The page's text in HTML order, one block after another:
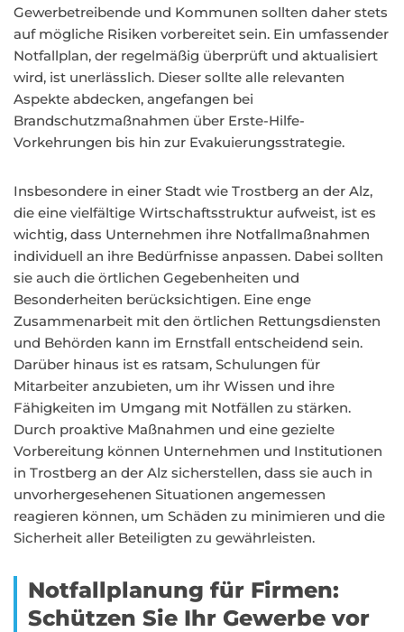
Gewerbetreibende und Kommunen sollten daher stets
auf mögliche Risiken vorbereitet sein. Ein umfassender
Notfallplan, der regelmäßig überprüft und aktualisiert
wird, ist unerlässlich. Dieser sollte alle relevanten
Aspekte abdecken, angefangen bei
Brandschutzmaßnahmen über Erste-Hilfe-
Vorkehrungen bis hin zur Evakuierungsstrategie.
Insbesondere in einer Stadt wie Trostberg an der Alz,
die eine vielfältige Wirtschaftsstruktur aufweist, ist es
wichtig, dass Unternehmen ihre Notfallmaßnahmen
individuell an ihre Bedürfnisse anpassen. Dabei sollten
sie auch die örtlichen Gegebenheiten und
Besonderheiten berücksichtigen. Eine enge
Zusammenarbeit mit den örtlichen Rettungsdiensten
und Behörden kann im Ernstfall entscheidend sein.
Darüber hinaus ist es ratsam, Schulungen für
Mitarbeiter anzubieten, um ihr Wissen und ihre
Fähigkeiten im Umgang mit Notfällen zu stärken.
Durch proaktive Maßnahmen und eine gezielte
Vorbereitung können Unternehmen und Institutionen
in Trostberg an der Alz sicherstellen, dass sie auch in
unvorhergesehenen Situationen angemessen
reagieren können, um Schäden zu minimieren und die
Sicherheit aller Beteiligten zu gewährleisten.
Notfallplanung für Firmen:
Schützen Sie Ihr Gewerbe vor